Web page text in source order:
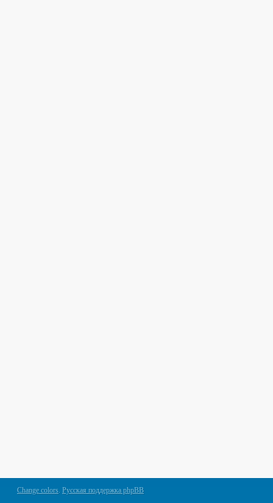
Change colors. Русская поддержка phpBB